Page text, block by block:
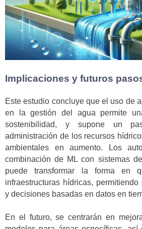
Implicaciones y futuros
Este estudio concluye que el uso de
en la gestión del agua permite
sostenibilidad, y supone un
administración de los recursos
ambientales en aumento. Los
combinación de ML con sistemas
puede transformar la forma en
infraestructuras hídricas,
y decisiones basadas en datos en
En el futuro, se centrarán en